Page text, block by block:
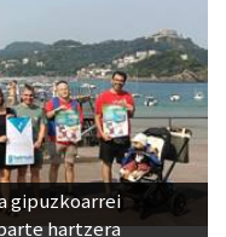
gipuzkoarrei
hartzera